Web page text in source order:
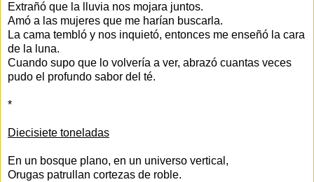
Extrañó que la lluvia nos mojara juntos.
Amó a las mujeres que me harían buscarla.
La cama tembló y nos inquietó, entonces me enseñó la cara
de la luna.
Cuando supo que lo volvería a ver, abrazó cuantas veces
pudo el profundo sabor del té.
*
Diecisiete toneladas
En un bosque plano, en un universo vertical,
Orugas patrullan cortezas de roble.